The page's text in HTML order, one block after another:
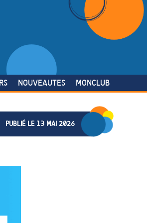
NOUVEAUTES MONCLUB
PUBLIÉ LE 13 MAI 2026